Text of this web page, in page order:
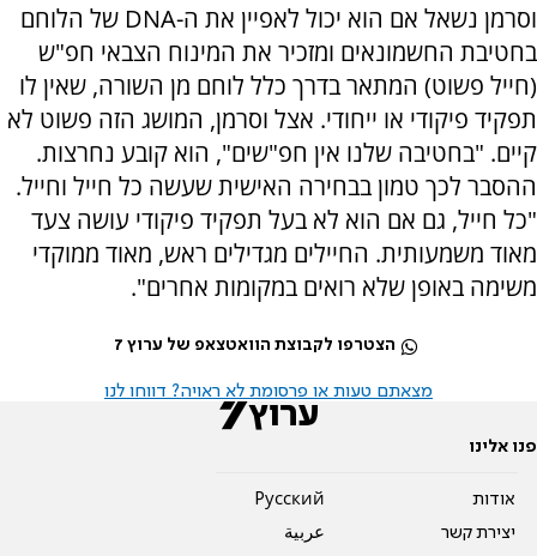
וסרמן נשאל אם הוא יכול לאפיין את ה-DNA של הלוחם
בחטיבת החשמונאים ומזכיר את המינוח הצבאי חפ"ש
(חייל פשוט) המתאר בדרך כלל לוחם מן השורה, שאין לו
תפקיד פיקודי או ייחודי. אצל וסרמן, המושג הזה פשוט לא
קיים. "בחטיבה שלנו אין חפ"שים", הוא קובע נחרצות.
ההסבר לכך טמון בבחירה האישית שעשה כל חייל וחייל.
"כל חייל, גם אם הוא לא בעל תפקיד פיקודי עושה צעד
מאוד משמעותית. החיילים מגדילים ראש, מאוד ממוקדי
משימה באופן שלא רואים במקומות אחרים".
הצטרפו לקבוצת הוואטצאפ של ערוץ 7
מצאתם טעות או פרסומת לא ראויה? דווחו לנו
פנו אלינו
אודות
יצירת קשר
Pусский
عربية